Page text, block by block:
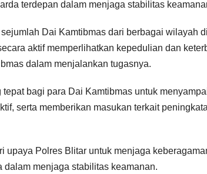
terdepan dalam menjaga stabilitas
Dai Kamtibmas dari berbagai wilayah
aktif memperlihatkan kepedulian dan
dalam menjalankan tugasnya.
bagi para Dai Kamtibmas untuk
serta memberikan masukan terkait
upaya Polres Blitar untuk menjaga
menjaga stabilitas keamanan.